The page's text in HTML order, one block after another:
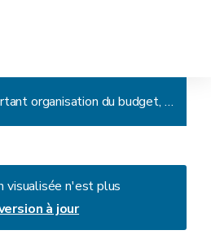
Décret portant organisation du budget, de la comptabilité et du rapportage des unités d'administration publique wallonnes (Décret WBFin)
visualisée n'est plus
à jour